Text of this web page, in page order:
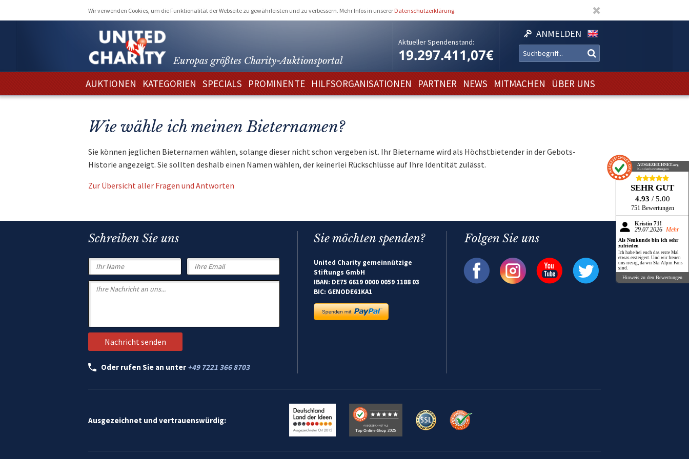
Wir verwenden Cookies, um die Funktionalität der Webseite zu gewährleisten und zu verbessern. Mehr Infos in unserer Datenschutzerklärung.
Europas größtes Charity-Auktionsportal
Aktueller Spendenstand:
19.297.411,07€
ANMELDEN
AUKTIONEN KATEGORIEN SPECIALS PROMINENTE HILFSORGANISATIONEN PARTNER NEWS MITMACHEN ÜBER UNS
Wie wähle ich meinen Bieternamen?
Sie können jeglichen Bieternamen wählen, solange dieser nicht schon vergeben ist. Ihr Bietername wird als Höchstbietender in der Gebots-
Historie angezeigt. Sie sollten deshalb einen Namen wählen, der keinerlei Rückschlüsse auf Ihre Identität zulässt.
Zur Übersicht aller Fragen und Antworten
Schreiben Sie uns
Oder rufen Sie an unter +49 7221 366 8703
Sie möchten spenden?
United Charity gemeinnützige
Stiftungs GmbH
IBAN: DE75 6619 0000 0059 1188 03
BIC: GENODE61KA1
Folgen Sie uns
Ausgezeichnet und vertrauenswürdig:
AUSGEZEICHNET .org
Kundenbewertungen
SEHR GUT
4.93 / 5.00
751 Bewertungen
Kristin 71!
29.07.2026 Mehr
Als Neukunde bin ich sehr
zufrieden
Ich habe bei euch das erste Mal
etwas ersteigert. Und wir freuen
uns riesig, da wir Ski Alpin Fans
sind.
Hinweis zu den Bewertungen